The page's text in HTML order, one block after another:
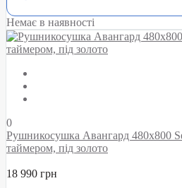
Немає в наявності
0
Рушникосушка Авангард 480х800
таймером, під золото
18 990 грн